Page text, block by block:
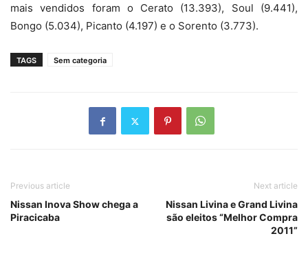
mais vendidos foram o Cerato (13.393), Soul (9.441),
Bongo (5.034), Picanto (4.197) e o Sorento (3.773).
TAGS Sem categoria
Previous article
Nissan Inova Show chega a
Piracicaba
Next article
Nissan Livina e Grand Livina
são eleitos “Melhor Compra
2011”